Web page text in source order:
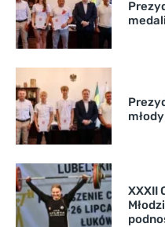
XXXII